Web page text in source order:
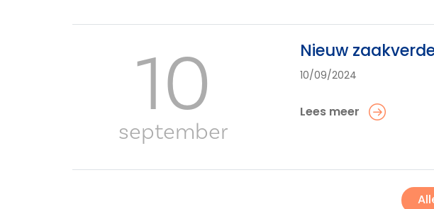
10
september
Nieuw
10/09/2024
Lees meer